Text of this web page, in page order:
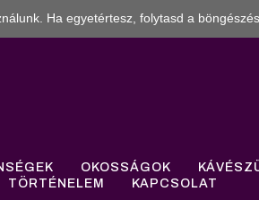
OKOSSÁGOK
TÖRTÉNELEM KAPCSOLAT
Ha egyetértesz, folytasd a